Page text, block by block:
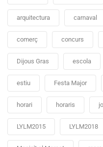
arquitectura carnaval
comerç concurs
Dijous Gras escola
estiu Festa Major
horari horaris
LYLM2015 LYLM2018